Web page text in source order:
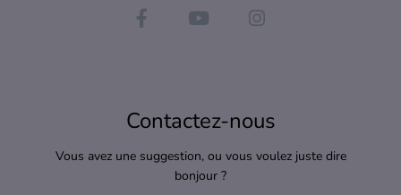
Contactez-nous
Vous avez une suggestion, ou vous voulez juste dire
bonjour ?